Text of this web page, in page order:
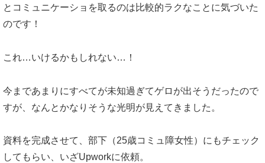
とコミュニケーショを取るのは比較的ラクなことに気づいた
のです！
これ…いけるかもしれない…！
今まであまりにすべてが未知過ぎてゲロが出そうだったので
すが、なんとかなりそうな光明が見えてきました。
資料を完成させて、部下（25歳コミュ障女性）にもチェック
してもらい、いざUpworkに依頼。